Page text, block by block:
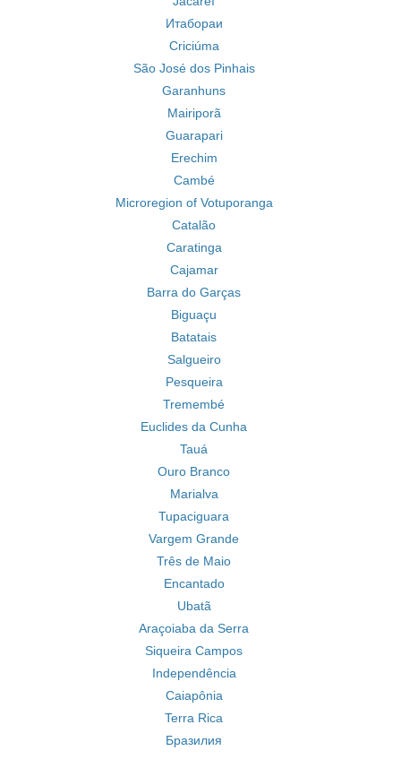
Итабораи
Criciúma
São José dos Pinhais
Garanhuns
Mairiporã
Guarapari
Erechim
Cambé
Microregion of Votuporanga
Catalão
Caratinga
Cajamar
Barra do Garças
Biguaçu
Batatais
Salgueiro
Pesqueira
Tremembé
Euclides da Cunha
Tauá
Ouro Branco
Marialva
Tupaciguara
Vargem Grande
Três de Maio
Encantado
Ubatã
Araçoiaba da Serra
Siqueira Campos
Independência
Caiapônia
Terra Rica
Бразилия